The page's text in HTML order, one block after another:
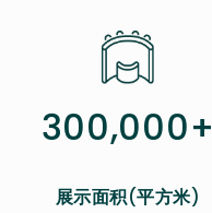
300,000+
展示面积(平方米)